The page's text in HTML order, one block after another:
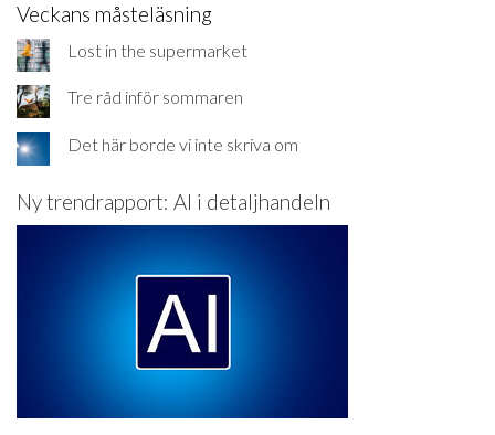
Veckans måsteläsning
Lost in the supermarket
Tre råd inför sommaren
Det här borde vi inte skriva om
Ny trendrapport: AI i detaljhandeln